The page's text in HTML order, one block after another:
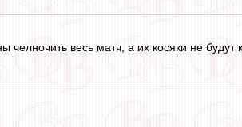
весь матч, а их косяки не будут